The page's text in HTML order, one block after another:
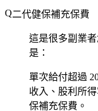
二代健保補充保費
這是很多副業
是：
單次給付超過
收入、股利所
保補充保費。